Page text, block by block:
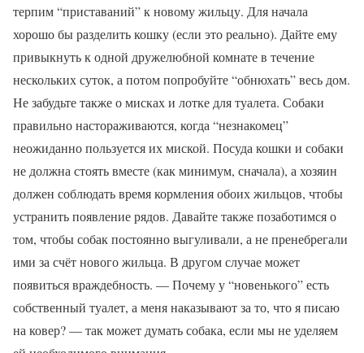
терпим “приставаний” к новому жильцу. Для начала
хорошо бы разделить кошку (если это реально). Дайте ему
привыкнуть к одной дружелюбной комнате в течение
нескольких суток, а потом попробуйте “обнюхать” весь дом.
Не забудьте также о мисках и лотке для туалета. Собаки
правильно настораживаются, когда “незнакомец”
неожиданно пользуется их миской. Посуда кошки и собаки
не должна стоять вместе (как минимум, сначала), а хозяин
должен соблюдать время кормления обоих жильцов, чтобы
устранить появление рядов. Давайте также позаботимся о
том, чтобы собак постоянно выгуливали, а не пренебрегали
ими за счёт нового жильца. В другом случае может
появиться враждебность. — Почему у “новенького” есть
собственный туалет, а меня наказывают за то, что я писаю
на ковер? — так может думать собака, если мы не уделяем